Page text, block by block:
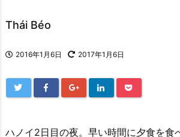
Thái Béo
2016年1月6日 2017年1月6日
ハノイ2日目の夜。早い時間に夕食を食